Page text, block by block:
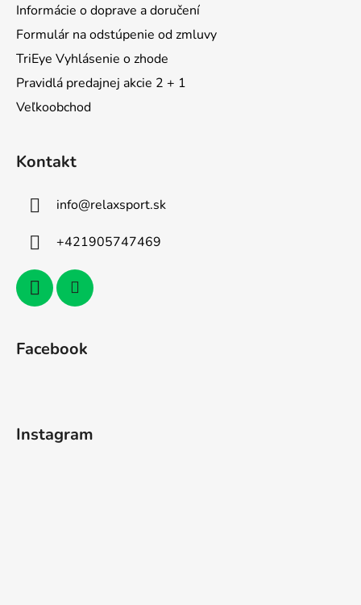
Informácie o doprave a doručení
Formulár na odstúpenie od zmluvy
TriEye Vyhlásenie o zhode
Pravidlá predajnej akcie 2 + 1
Veľkoobchod
Kontakt
info@relaxsport.sk
+421905747469
Facebook
Instagram